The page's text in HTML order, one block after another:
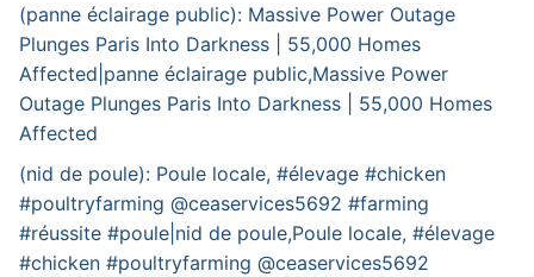
(panne éclairage public): Massive Power Outage
Plunges Paris Into Darkness | 55,000 Homes
Affected|panne éclairage public,Massive Power
Outage Plunges Paris Into Darkness | 55,000 Homes
Affected
(nid de poule): Poule locale, #élevage #chicken
#poultryfarming @ceaservices5692 #farming
#réussite #poule|nid de poule,Poule locale, #élevage
#chicken #poultryfarming @ceaservices5692